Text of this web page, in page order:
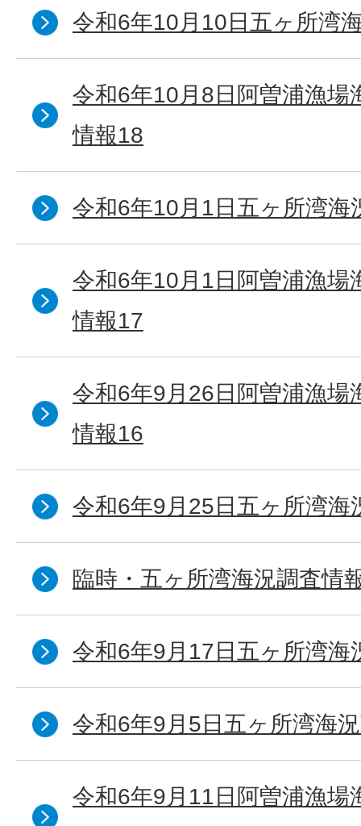
令和6年10月10日五ヶ所湾
令和6年10月8日阿曽浦漁場
情報18
令和6年10月1日五ヶ所湾海
令和6年10月1日阿曽浦漁場
情報17
令和6年9月26日阿曽浦漁場
情報16
令和6年9月25日五ヶ所湾海
臨時・五ヶ所湾海況調査情
令和6年9月17日五ヶ所湾海
令和6年9月5日五ヶ所湾海
令和6年9月11日阿曽浦漁場